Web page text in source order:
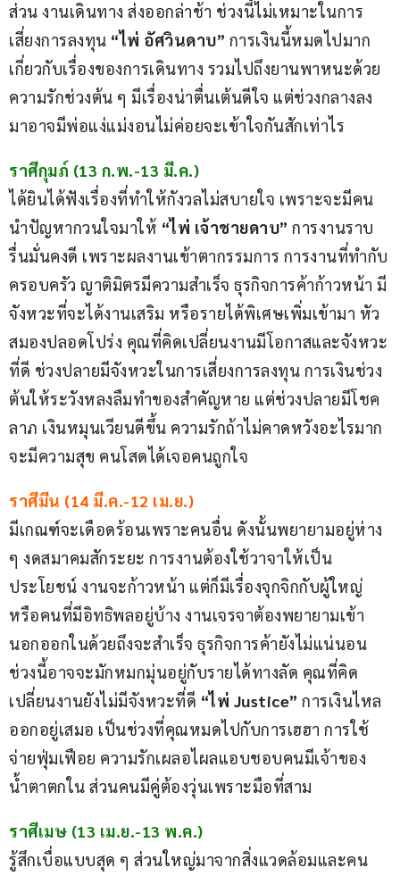
ส่วน งานเดินทาง ส่งออกล่าช้า ช่วงนี้ไม่เหมาะในการ
เสี่ยงการลงทุน “ไพ่ อัศวินดาบ” การเงินนี้หมดไปมาก
เกี่ยวกับเรื่องของการเดินทาง รวมไปถึงยานพาหนะด้วย
ความรักช่วงต้น ๆ มีเรื่องน่าตื่นเต้นดีใจ แต่ช่วงกลางลง
มาอาจมีพ่อแง่แม่งอนไม่ค่อยจะเข้าใจกันสักเท่าไร
ราศีกุมภ์ (13 ก.พ.-13 มี.ค.)
ได้ยินได้ฟังเรื่องที่ทำให้กังวลไม่สบายใจ เพราะจะมีคน
นำปัญหากวนใจมาให้ “ไพ่ เจ้าชายดาบ” การงานราบ
รื่นมั่นคงดี เพราะผลงานเข้าตากรรมการ การงานที่ทำกับ
ครอบครัว ญาติมิตรมีความสำเร็จ ธุรกิจการค้าก้าวหน้า มี
จังหวะที่จะได้งานเสริม หรือรายได้พิเศษเพิ่มเข้ามา หัว
สมองปลอดโปร่ง คุณที่คิดเปลี่ยนงานมีโอกาสและจังหวะ
ที่ดี ช่วงปลายมีจังหวะในการเสี่ยงการลงทุน การเงินช่วง
ต้นให้ระวังหลงลืมทำของสำคัญหาย แต่ช่วงปลายมีโชค
ลาภ เงินหมุนเวียนดีขึ้น ความรักถ้าไม่คาดหวังอะไรมาก
จะมีความสุข คนโสดได้เจอคนถูกใจ
ราศีมีน (14 มี.ค.-12 เม.ย.)
มีเกณฑ์จะเดือดร้อนเพราะคนอื่น ดังนั้นพยายามอยู่ห่าง
ๆ งดสมาคมสักระยะ การงานต้องใช้วาจาให้เป็น
ประโยชน์ งานจะก้าวหน้า แต่ก็มีเรื่องจุกจิกกับผู้ใหญ่
หรือคนที่มีอิทธิพลอยู่บ้าง งานเจรจาต้องพยายามเข้า
นอกออกในด้วยถึงจะสำเร็จ ธุรกิจการค้ายังไม่แน่นอน
ช่วงนี้อาจจะมักหมกมุ่นอยู่กับรายได้ทางลัด คุณที่คิด
เปลี่ยนงานยังไม่มีจังหวะที่ดี “ไพ่ Justice” การเงินไหล
ออกอยู่เสมอ เป็นช่วงที่คุณหมดไปกับการเฮฮา การใช้
จ่ายฟุ่มเฟือย ความรักเผลอไผลแอบชอบคนมีเจ้าของ
น้ำตาตกใน ส่วนคนมีคู่ต้องวุ่นเพราะมือที่สาม
ราศีเมษ (13 เม.ย.-13 พ.ค.)
รู้สึกเบื่อแบบสุด ๆ ส่วนใหญ่มาจากสิ่งแวดล้อมและคน